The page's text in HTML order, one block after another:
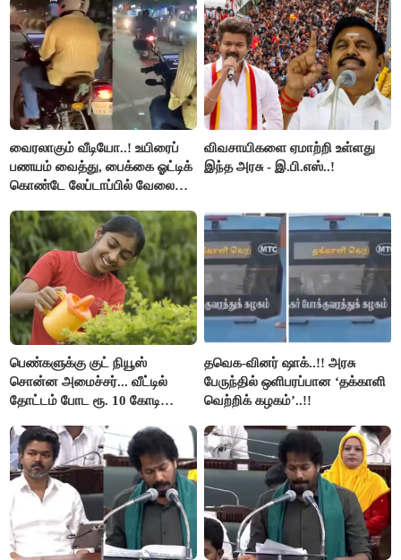
வைரலாகும் வீடியோ..! உயிரைப்
பணயம் வைத்து, பைக்கை ஓட்டிக்
கொண்டே லேப்டாப்பில் வேலை
விவசாயிகளை ஏமாற்றி உள்ளது
இந்த அரசு - இ.பி.எஸ்..!
பெண்களுக்கு குட் நியூஸ்
சொன்ன அமைச்சர்... வீட்டில்
தோட்டம் போட ரூ. 10 கோடி
தவெக-வினர் ஷாக்..!! அரசு
பேருந்தில் ஒளிபரப்பான ‘தக்காளி
வெற்றிக் கழகம்’..!!